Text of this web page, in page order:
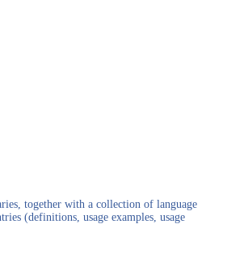
together with a collection of language
(definitions, usage examples, usage